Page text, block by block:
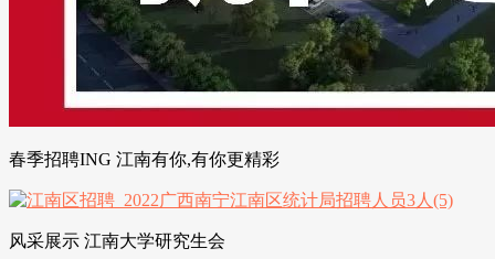
春季招聘ING 江南有你,有你更精彩
风采展示 江南大学研究生会